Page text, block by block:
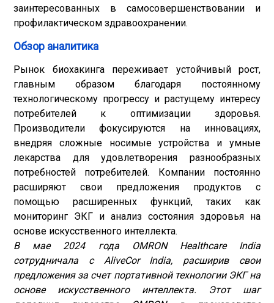
заинтересованных в самосовершенствовании и
профилактическом здравоохранении.
Обзор аналитика
Рынок биохакинга переживает устойчивый рост,
главным образом благодаря постоянному
технологическому прогрессу и растущему интересу
потребителей к оптимизации здоровья.
Производители фокусируются на инновациях,
внедряя сложные носимые устройства и умные
лекарства для удовлетворения разнообразных
потребностей потребителей. Компании постоянно
расширяют свои предложения продуктов с
помощью расширенных функций, таких как
мониторинг ЭКГ и анализ состояния здоровья на
основе искусственного интеллекта.
В мае 2024 года OMRON Healthcare India
сотрудничала с AliveCor India, расширив свои
предложения за счет портативной технологии ЭКГ на
основе искусственного интеллекта. Этот шаг